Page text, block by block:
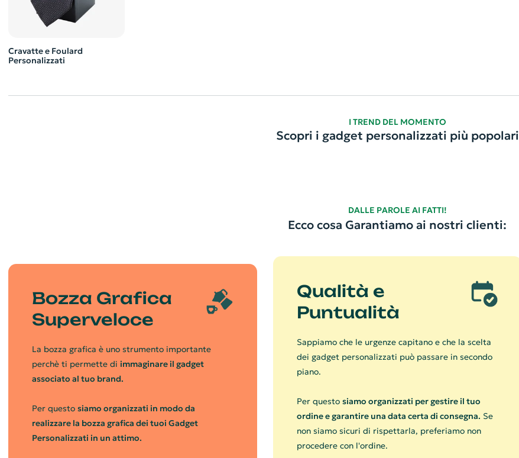
Cravatte e Foulard
Personalizzati
I TREND DEL MOMENTO
Scopri i gadget personalizzati più popolari
DALLE PAROLE AI FATTI!
Ecco cosa Garantiamo ai nostri clienti:
Bozza Grafica
Superveloce
La bozza grafica è uno strumento importante
perchè ti permette di immaginare il gadget
associato al tuo brand.
Per questo siamo organizzati in modo da
realizzare la bozza grafica dei tuoi Gadget
Personalizzati in un attimo.
Qualità e
Puntualità
Sappiamo che le urgenze capitano e che la scelta
dei gadget personalizzati può passare in secondo
piano.
Per questo siamo organizzati per gestire il tuo
ordine e garantire una data certa di consegna. Se
non siamo sicuri di rispettarla, preferiamo non
procedere con l'ordine.